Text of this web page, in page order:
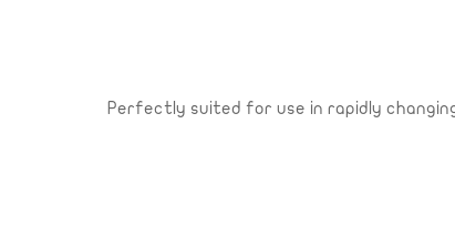
Perfectly suited for use in rapidly